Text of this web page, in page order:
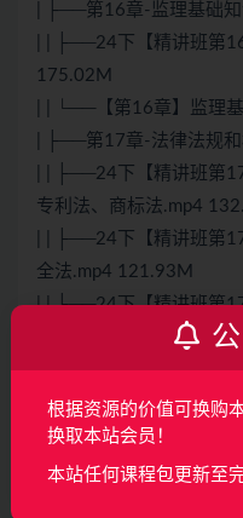
| ├──第16章-监理基础知
| | ├──24下【精讲班第
175.02M
| | └──【第16章】监理
| ├──第17章-法律法规
| | ├──24下【精讲班第
专利法、商标法.mp4
| | ├──24下【精讲班第
全法.mp4 121.93M
| | ├──24下【精讲班第
政府采购法.mp4
| | ├──24下【精讲班第
155.60M
| | ├──【第17章】补充-
法.pdf 814.83kb
根据资源的价值可换购
换取本站会员！
本站任何课程包更新至完